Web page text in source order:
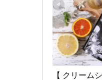
【 クリーム